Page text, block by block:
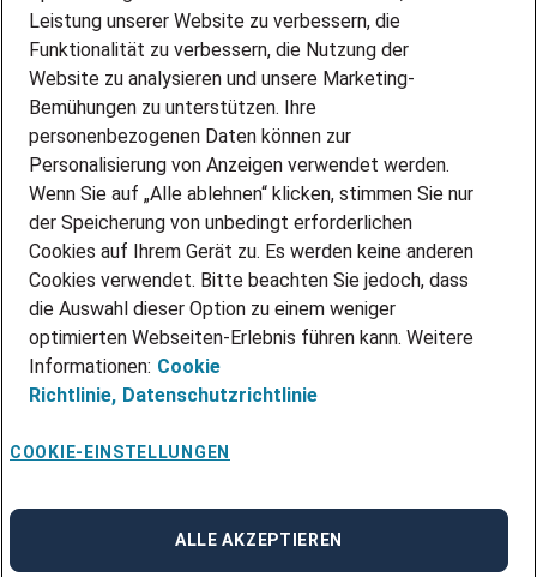
PARTNERSHIP WITH AIRBUS
INITIATIV BEWERBEN
ÜBER UNS
STANDORTE
BLOG
PRESSE
KONTAKT
@Adecco 2026
IMPRESSUM
DATENSCHUTZ
NUTZUNGSBEDINGUNGEN
COOKIE-RICHTLINIEN
BESCHWERDESTELLE
Leistung unserer Website zu verbessern, die
Funktionalität zu verbessern, die Nutzung der
Website zu analysieren und unsere Marketing-
Bemühungen zu unterstützen. Ihre
personenbezogenen Daten können zur
Personalisierung von Anzeigen verwendet werden.
Wenn Sie auf „Alle ablehnen“ klicken, stimmen Sie nur
der Speicherung von unbedingt erforderlichen
Cookies auf Ihrem Gerät zu. Es werden keine anderen
Cookies verwendet. Bitte beachten Sie jedoch, dass
die Auswahl dieser Option zu einem weniger
optimierten Webseiten-Erlebnis führen kann. Weitere
Informationen: Cookie
Richtlinie, Datenschutzrichtlinie
COOKIE-EINSTELLUNGEN
ALLE AKZEPTIEREN